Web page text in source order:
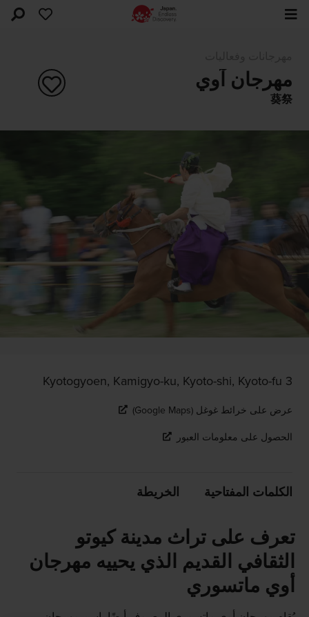
مهرجان آوي
葵祭
3 Kyotogyoen, Kamigyo-ku, Kyoto-shi, Kyoto-fu
عرض على خرائط غوغل (Google Maps)
الحصول على معلومات العبور
الكلمات المفتاحية الخريطة
تعرف على تراث مدينة كيوتو
الثقافي القديم الذي يحييه مهرجان
أوي ماتسوري